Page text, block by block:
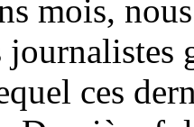
mois,
journalistes
ces